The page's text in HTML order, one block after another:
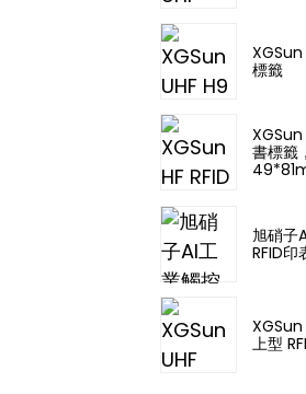
XGSun
標籤
XGSun
書標籤
旭硝子
RFID印
上型